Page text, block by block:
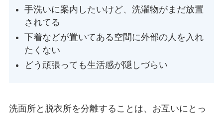
手洗いに案内したいけど、洗濯物がまだ放置
されてる
下着などが置いてある空間に外部の人を入れ
たくない
どう頑張っても生活感が隠しづらい
洗面所と脱衣所を分離することは、お互いにとっ